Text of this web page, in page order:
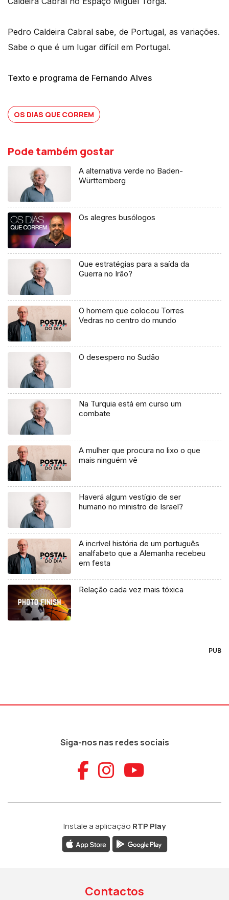
Pedro Caldeira Cabral sabe, de Portugal, as variações.
Sabe o que é um lugar difícil em Portugal.
Texto e programa de Fernando Alves
OS DIAS QUE CORREM
Pode também gostar
A alternativa verde no Baden-
Württemberg
Os alegres busólogos
Que estratégias para a saída da
Guerra no Irão?
O homem que colocou Torres
Vedras no centro do mundo
O desespero no Sudão
Na Turquia está em curso um
combate
A mulher que procura no lixo o que
mais ninguém vê
Haverá algum vestígio de ser
humano no ministro de Israel?
A incrível história de um português
analfabeto que a Alemanha recebeu
em festa
Relação cada vez mais tóxica
PUB
Siga-nos nas redes sociais
Aceder ao
Aceder ao
Aceder
Instale a aplicação RTP Play
Contactos